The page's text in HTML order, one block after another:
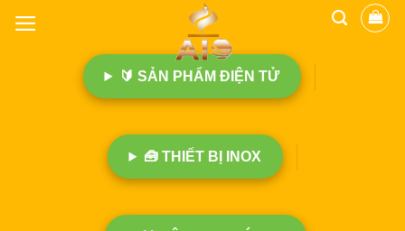
🔰 SẢN PHẨM ĐIỆN TỬ
🧰 THIẾT BỊ INOX